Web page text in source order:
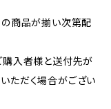
の商品が揃い次第配
購入者様と送付先が
ただく場合がござい